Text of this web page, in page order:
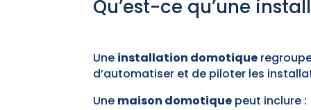
Qu’est-ce qu’une
Une installation domotique
d’automatiser et de piloter les
Une maison domotique peut inclure :